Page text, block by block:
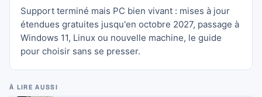
Support terminé mais PC bien vivant : mises à jour
étendues gratuites jusqu'en octobre 2027, passage à
Windows 11, Linux ou nouvelle machine, le guide
pour choisir sans se presser.
À LIRE AUSSI